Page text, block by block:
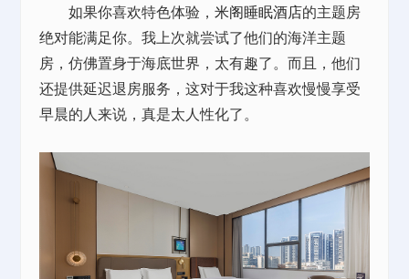
如果你喜欢特色体验，米阁睡眠酒店的主题房
绝对能满足你。我上次就尝试了他们的海洋主题
房，仿佛置身于海底世界，太有趣了。而且，他们
还提供延迟退房服务，这对于我这种喜欢慢慢享受
早晨的人来说，真是太人性化了。